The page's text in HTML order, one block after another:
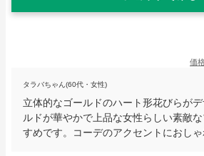
価
タラバちゃん(60代・女性)
立体的なゴールドのハート形花びらが
ルドが華やかで上品な女性らしい素敵
すめです。コーデのアクセントにおしゃ